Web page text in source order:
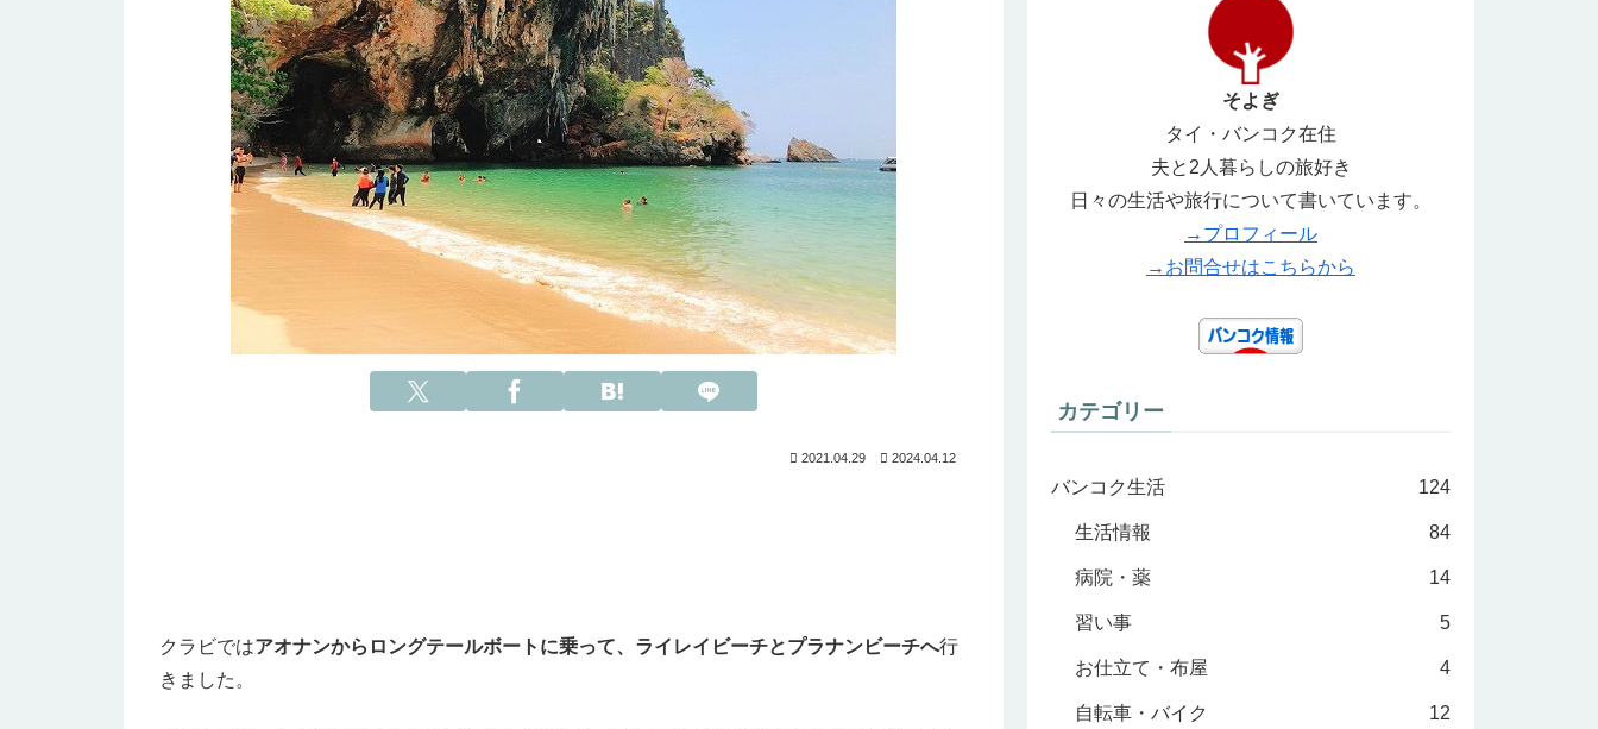
2021.04.29 2024.04.12
クラビではアオナンからロングテールボートに乗って、ライレイビーチとプラナンビーチへ行
きました。
そよぎ
タイ・バンコク在住
夫と2人暮らしの旅好き
日々の生活や旅行について書いています。
→プロフィール
→お問合せはこちらから
カテゴリー
バンコク生活 124
生活情報 84
病院・薬 14
習い事 5
お仕立て・布屋 4
自転車・バイク 12